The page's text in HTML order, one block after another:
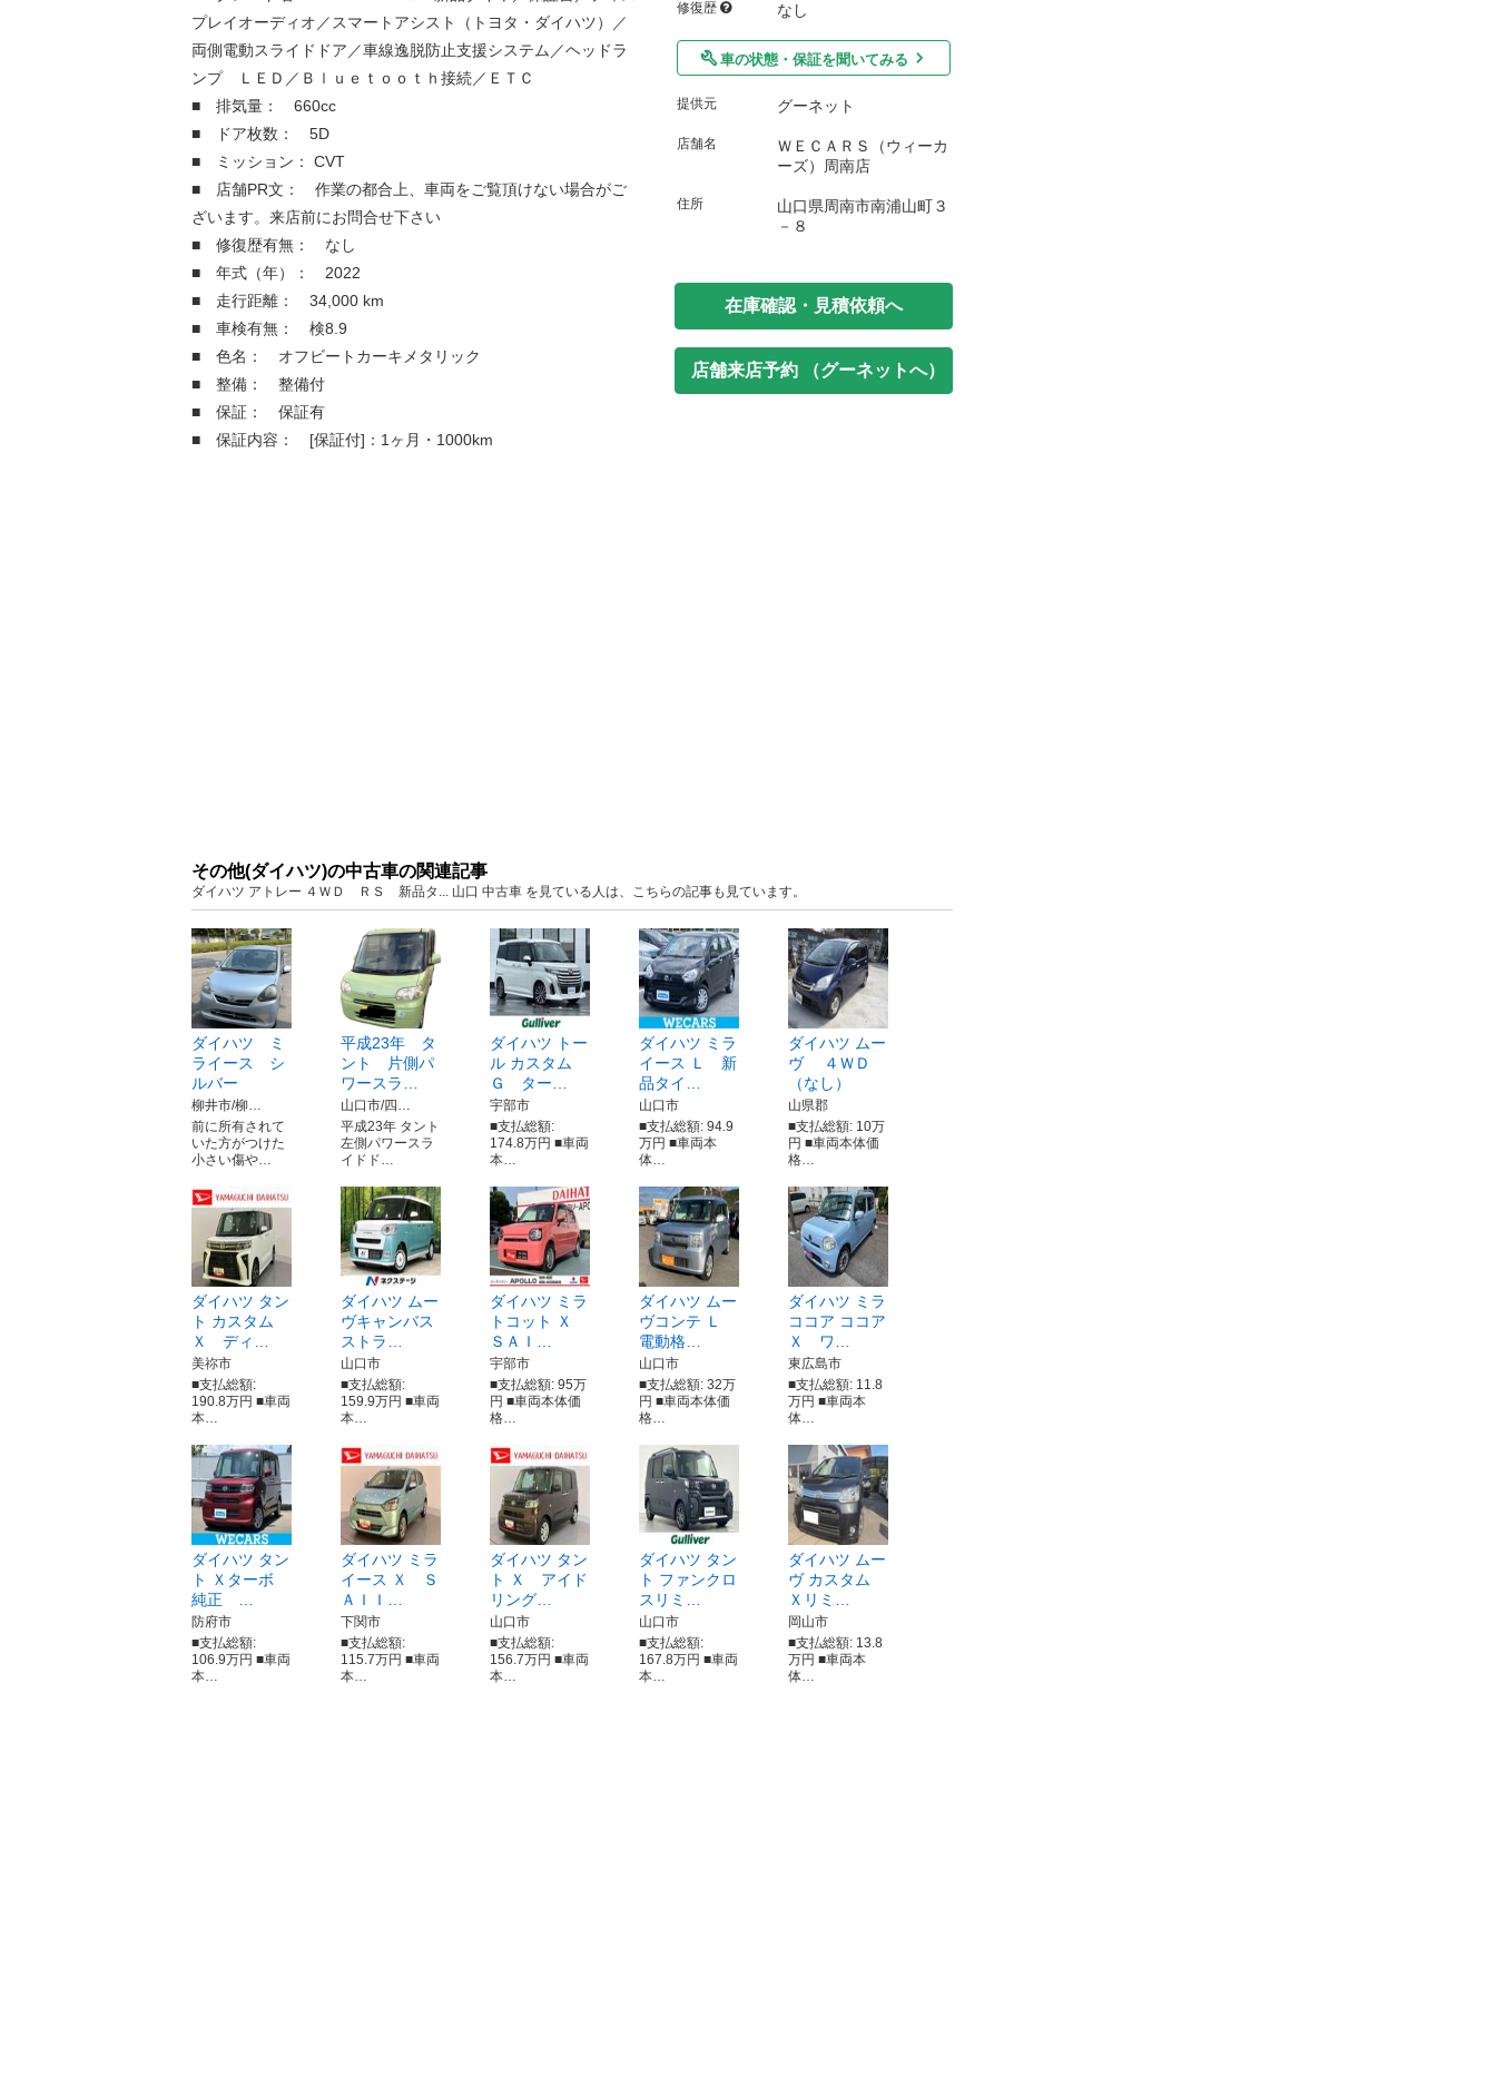
プレイオーディオ／スマートアシスト（トヨタ・ダイハツ）／
両側電動スライドドア／車線逸脱防止支援システム／ヘッドラ
ンプ ＬＥＤ／Ｂｌｕｅｔｏｏｔｈ接続／ＥＴＣ
■ 排気量： 660cc
■ ドア枚数： 5D
■ ミッション： CVT
■ 店舗PR文： 作業の都合上、車両をご覧頂けない場合がご
ざいます。来店前にお問合せ下さい
■ 修復歴有無： なし
■ 年式（年）： 2022
■ 走行距離： 34,000 km
■ 車検有無： 検8.9
■ 色名： オフビートカーキメタリック
■ 整備： 整備付
■ 保証： 保証有
■ 保証内容： [保証付]：1ヶ月・1000km
修復歴 なし
車の状態・保証を聞いてみる
提供元 グーネット
店舗名
ＷＥＣＡＲＳ（ウィーカ
ーズ）周南店
住所
山口県周南市南浦山町３
－８
在庫確認・見積依頼へ
店舗来店予約 （グーネットへ）
その他(ダイハツ)の中古車の関連記事
ダイハツ アトレー ４ＷＤ ＲＳ 新品タ... 山口 中古車 を見ている人は、こちらの記事も見ています。
ダイハツ ミ
ライース シ
ルバー
柳井市/柳…
前に所有されて
いた方がつけた
小さい傷や…
平成23年 タ
ント 片側パ
ワースラ…
山口市/四…
平成23年 タント
左側パワースラ
イドド…
ダイハツ トー
ル カスタム
Ｇ ター…
宇部市
■支払総額:
174.8万円 ■車両
本…
ダイハツ ミラ
イース Ｌ 新
品タイ…
山口市
■支払総額: 94.9
万円 ■車両本
体…
ダイハツ ムー
ヴ ４ＷＤ
（なし）
山県郡
■支払総額: 10万
円 ■車両本体価
格…
ダイハツ タン
ト カスタム
Ｘ ディ…
美祢市
■支払総額:
190.8万円 ■車両
本…
ダイハツ ムー
ヴキャンバス
ストラ…
山口市
■支払総額:
159.9万円 ■車両
本…
ダイハツ ミラ
トコット Ｘ
ＳＡＩ…
宇部市
■支払総額: 95万
円 ■車両本体価
格…
ダイハツ ムー
ヴコンテ Ｌ
電動格…
山口市
■支払総額: 32万
円 ■車両本体価
格…
ダイハツ ミラ
ココア ココア
Ｘ ワ…
東広島市
■支払総額: 11.8
万円 ■車両本
体…
ダイハツ タン
ト Ｘターボ
純正 …
防府市
■支払総額:
106.9万円 ■車両
本…
ダイハツ ミラ
イース Ｘ Ｓ
ＡＩＩ…
下関市
■支払総額:
115.7万円 ■車両
本…
ダイハツ タン
ト Ｘ アイド
リング…
山口市
■支払総額:
156.7万円 ■車両
本…
ダイハツ タン
ト ファンクロ
スリミ…
山口市
■支払総額:
167.8万円 ■車両
本…
ダイハツ ムー
ヴ カスタム
Ｘリミ…
岡山市
■支払総額: 13.8
万円 ■車両本
体…